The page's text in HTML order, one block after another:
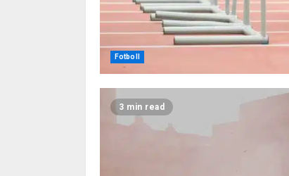
Fotboll
3 min read